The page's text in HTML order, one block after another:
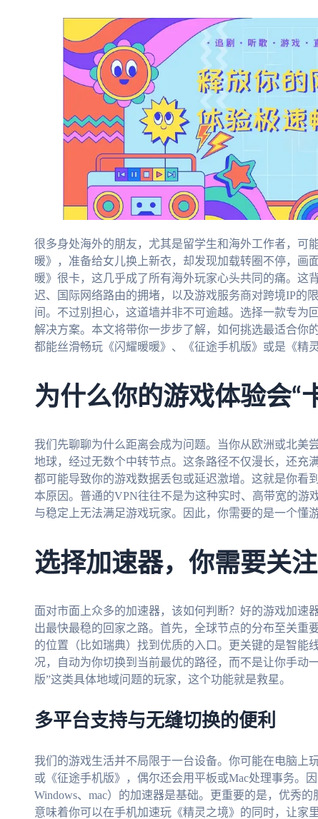
很多身处海外的朋友，尤其是留学生和海外工作者，可
暖》，准备给女儿换上新衣，却发现加载转圈不停，画
暖》很卡，这几乎成了所有海外玩家心头共同的痛。这
迟、国际网络路由的拥堵，以及游戏服务商对跨境IP的
间。不过别担心，这道墙并非不可逾越。选择一款专为
解决方案。本文将带你一步步了解，如何挑选最适合你
都能丝滑畅玩《闪耀暖暖》、《征途手机版》或是《精
为什么你的游戏体验会“
我们先聊聊为什么距离会成为问题。当你从欧洲或北美
地球，经过无数个中转节点。这条路径不仅漫长，还充
都可能导致你的游戏数据丢包或延迟激增。这就是你看
本原因。普通的VPN往往不是为这种实时、高带宽的游
与稳定上无法满足游戏玩家。因此，你需要的是一个懂游
选择加速器，你需要关
面对市面上众多的加速器，该如何判断？好的游戏加速
出最快最稳的回家之路。首先，全球节点的分布至关重
的位置（比如瑞典）找到优质的入口。更关键的是智能
况，自动为你切换到当前最优的路径，而不是让你手动
版”这类具体地域问题的玩家，这个功能就是救星。
多平台支持与无缝切换的便利
我们的游戏生活并不局限于一台设备。你可能在电脑上
或《征途手机版》，偶尔还会用平板或Mac处理事务。
Windows、mac）的加速器是基础。更重要的是，优秀
意味着你可以在手机加速玩《精灵之境》的同时，让家